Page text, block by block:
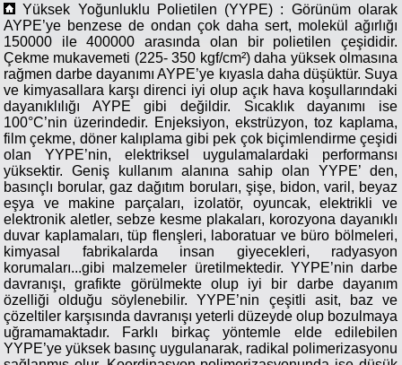
Yüksek Yoğunluklu Polietilen (YYPE) : Görünüm olarak
AYPE’ye benzese de ondan çok daha sert, molekül ağırlığı
150000 ile 400000 arasında olan bir polietilen çeşididir.
Çekme mukavemeti (225- 350 kgf/cm²) daha yüksek olmasına
rağmen darbe dayanımı AYPE’ye kıyasla daha düşüktür. Suya
ve kimyasallara karşı direnci iyi olup açık hava koşullarındaki
dayanıklılığı AYPE gibi değildir. Sıcaklık dayanımı ise
100°C’nin üzerindedir. Enjeksiyon, ekstrüzyon, toz kaplama,
film çekme, döner kalıplama gibi pek çok biçimlendirme çeşidi
olan YYPE’nin, elektriksel uygulamalardaki performansı
yüksektir. Geniş kullanım alanına sahip olan YYPE’ den,
basınçlı borular, gaz dağıtım boruları, şişe, bidon, varil, beyaz
eşya ve makine parçaları, izolatör, oyuncak, elektrikli ve
elektronik aletler, sebze kesme plakaları, korozyona dayanıklı
duvar kaplamaları, tüp flenşleri, laboratuar ve büro bölmeleri,
kimyasal fabrikalarda insan giyecekleri, radyasyon
korumaları...gibi malzemeler üretilmektedir. YYPE’nin darbe
davranışı, grafikte görülmekte olup iyi bir darbe dayanım
özelliği olduğu söylenebilir. YYPE’nin çeşitli asit, baz ve
çözeltiler karşısında davranışı yeterli düzeyde olup bozulmaya
uğramamaktadır. Farklı birkaç yöntemle elde edilebilen
YYPE’ye yüksek basınç uygulanarak, radikal polimerizasyonu